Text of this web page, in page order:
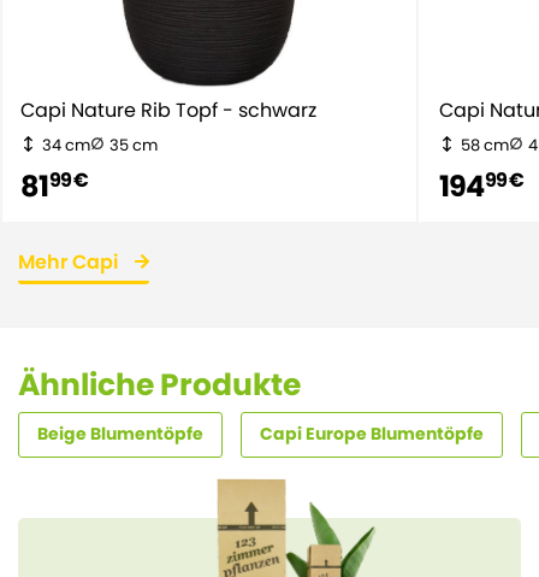
Capi Nature Rib Topf - schwarz
34 cm 35 cm
8199 €
Capi
58 cm
19499 €
Mehr Capi
Ähnliche Produkte
Beige Blumentöpfe Capi Europe Blumentöpfe